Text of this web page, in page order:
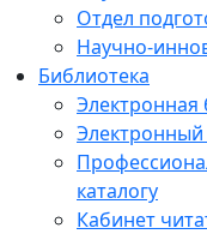
Отдел
Научно-
Библиотека
Электронная
Электронный
каталогу
Кабинет